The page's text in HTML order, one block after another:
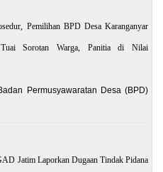
Pemilihan BPD Desa Karanganyar
Tuai Sorotan Warga, Panitia di Nilai
Permusyawaratan Desa (BPD)
Jatim Laporkan Dugaan Tindak Pidana